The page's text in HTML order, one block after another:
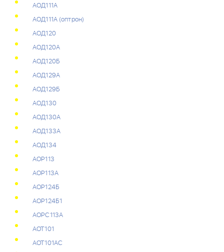
АОД111А
АОД111А (оптрон)
АОД120
АОД120А
АОД120Б
АОД129А
АОД129Б
АОД130
АОД130А
АОД133А
АОД134
АОР113
АОР113А
АОР124Б
АОР124Б1
АОРС113А
АОТ101
АОТ101АС